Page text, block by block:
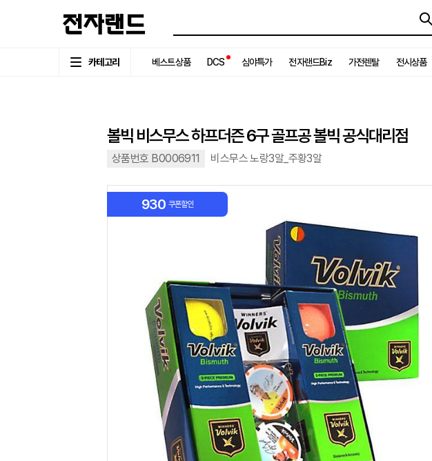
카테고리 베스트상품 DCS 심야특가 전자랜드Biz 가전렌탈 전시상품
볼빅 비스무스 하프더즌 6구 골프공 볼빅 공식대리점
상품번호 B0006911 비스무스 노랑3알_주황3알
930 쿠폰할인